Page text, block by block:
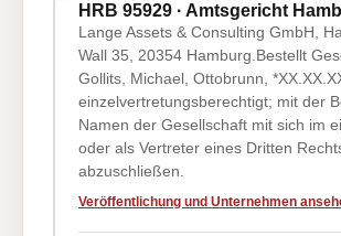
HRB 95929 · Amtsgericht
Lange Assets & Consulting GmbH,
Wall 35, 20354 Hamburg.Bestellt
Gollits, Michael, Ottobrunn,
einzelvertretungsberechtigt; mit der
Namen der Gesellschaft mit sich im
oder als Vertreter eines Dritten
abzuschließen.
Veröffentlichung und Unternehmen